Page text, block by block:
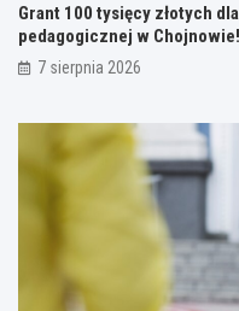
Grant 100 tysięcy złotych
pedagogicznej w Chojnowie!
7 sierpnia 2026